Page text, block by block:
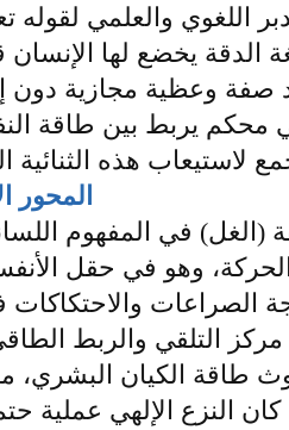
اللغوي والعلمي
الدقة يخضع لها
صفة وعظية مجازية دون
محكم يربط بين طاقة
لاستيعاب هذه
المحور
(الغل) في المفهوم
الحركة، وهو في حقل
الصراعات والاحتكاكات
مركز التلقي والربط
طاقة الكيان البشري،
كان النزع الإلهي عملية